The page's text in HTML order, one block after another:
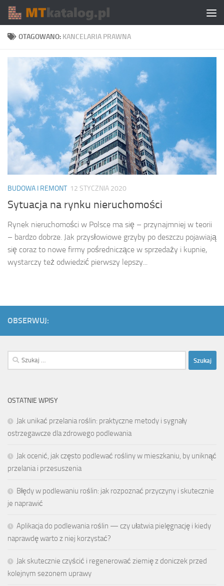
Skip to content
OTAGOWANO: KANCELARIA PRAWNA
BUDOWA I REMONT 12 STYCZNIA 2020
Sytuacja na rynku nieruchomości
Rynek nieruchomości w Polsce ma się – przynajmniej w teorii
– bardzo dobrze. Jak przysłowiowe grzyby po deszczu pojawiają
się coraz to nowe firmy pośredniczące w sprzedaży i kupnie,
wystarczy też odwiedzić pierwszy lepszy...
OBSERWUJ:
Szukaj:
OSTATNIE WPISY
Jak unikać przelania roślin: praktyczne metody i sygnały
ostrzegawcze dla zdrowego podlewania
Jak ocenić, jak często podlewać rośliny w mieszkaniu, by uniknąć
przelania i przesuszenia
Błędy w podlewaniu roślin: jak rozpoznać przyczyny i skutecznie
je naprawić
Aplikacja do podlewania roślin — czy ułatwia pielęgnację i kiedy
naprawdę warto z niej korzystać?
Jak skutecznie czyścić i regenerować ziemię z doniczek przed
kolejnym sezonem uprawy